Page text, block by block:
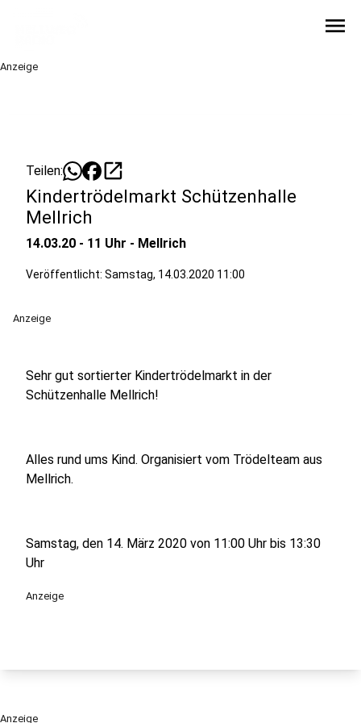
menu
Anzeige
Teilen: open_in_new
Kindertrödelmarkt Schützenhalle
Mellrich
14.03.20 - 11 Uhr - Mellrich
Veröffentlicht: Samstag, 14.03.2020 11:00
Anzeige
Sehr gut sortierter Kindertrödelmarkt in der
Schützenhalle Mellrich!
Alles rund ums Kind. Organisiert vom Trödelteam aus
Mellrich.
Samstag, den 14. März 2020 von 11:00 Uhr bis 13:30
Uhr
Anzeige
Anzeige